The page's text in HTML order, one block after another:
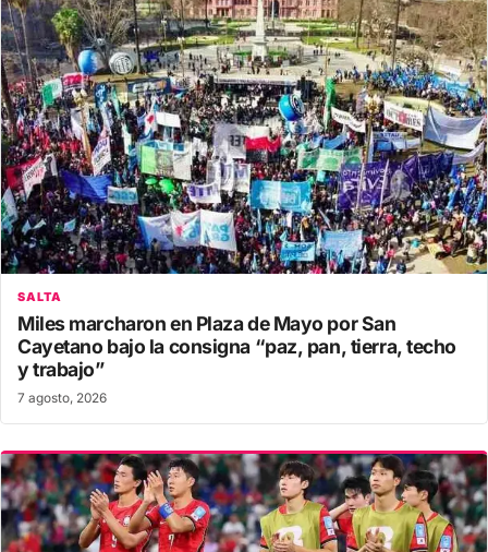
SALTA
Miles marcharon en Plaza de Mayo por San
Cayetano bajo la consigna “paz, pan, tierra, techo
y trabajo”
7 agosto, 2026